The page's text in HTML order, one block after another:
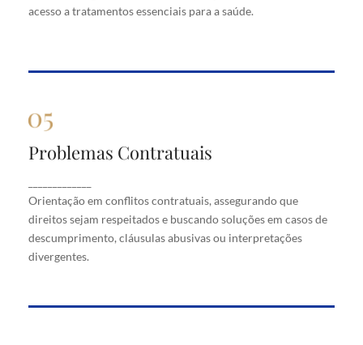
acesso a tratamentos essenciais para a saúde.
Problemas Contratuais
Orientação em conflitos contratuais, assegurando que
direitos sejam respeitados e buscando soluções em casos de
descumprimento, cláusulas abusivas ou interpretações
divergentes.
Problemas Contratuais
que direitos sejam respeitados e buscando soluções
em casos de descumprimento, cláusulas abusivas
ou interpretações divergentes.